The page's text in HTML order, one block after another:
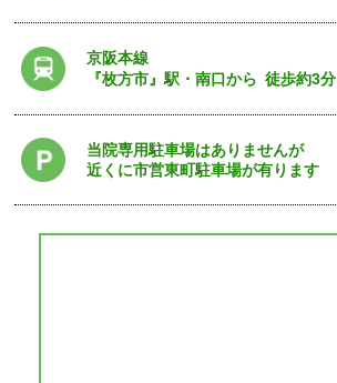
京阪本線
『枚方市』駅・南口から徒歩約3分
当院専用駐車場はありませんが
近くに市営東町駐車場が有ります